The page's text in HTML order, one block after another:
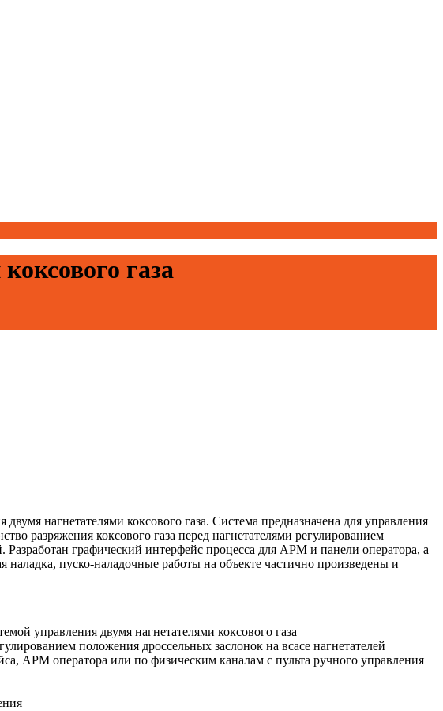
газа
нагнетателями коксового газа. Система предназначена для управления
разряжения коксового газа перед нагнетателями регулированием
Разработан графический интерфейс процесса для АРМ и панели оператора, а
наладка, пуско-наладочные работы на объекте частично произведены и
управления двумя нагнетателями коксового газа
положения дроссельных заслонок на всасе нагнетателей
АРМ оператора или по физическим каналам с пульта ручного управления